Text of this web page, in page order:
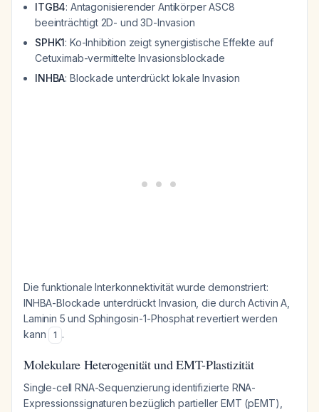
ITGB4: Antagonisierender Antikörper ASC8
beeinträchtigt 2D- und 3D-Invasion
SPHK1: Ko-Inhibition zeigt synergistische Effekte auf
Cetuximab-vermittelte Invasionsblockade
INHBA: Blockade unterdrückt lokale Invasion
Die funktionale Interkonnektivität wurde demonstriert:
INHBA-Blockade unterdrückt Invasion, die durch Activin A,
Laminin 5 und Sphingosin-1-Phosphat revertiert werden
kann
1 .
Molekulare Heterogenität und EMT-Plastizität
Single-cell RNA-Sequenzierung identifizierte RNA-
Expressionssignaturen bezüglich partieller EMT (pEMT),